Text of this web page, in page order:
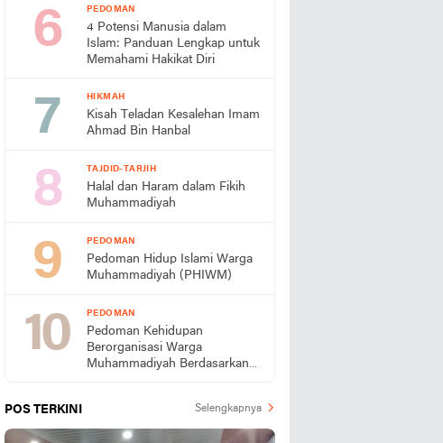
PEDOMAN
4 Potensi Manusia dalam
Islam: Panduan Lengkap untuk
Memahami Hakikat Diri
HIKMAH
Kisah Teladan Kesalehan Imam
Ahmad Bin Hanbal
TAJDID-TARJIH
Halal dan Haram dalam Fikih
Muhammadiyah
PEDOMAN
Pedoman Hidup Islami Warga
Muhammadiyah (PHIWM)
PEDOMAN
Pedoman Kehidupan
Berorganisasi Warga
Muhammadiyah Berdasarkan
POS TERKINI Selengkapnya